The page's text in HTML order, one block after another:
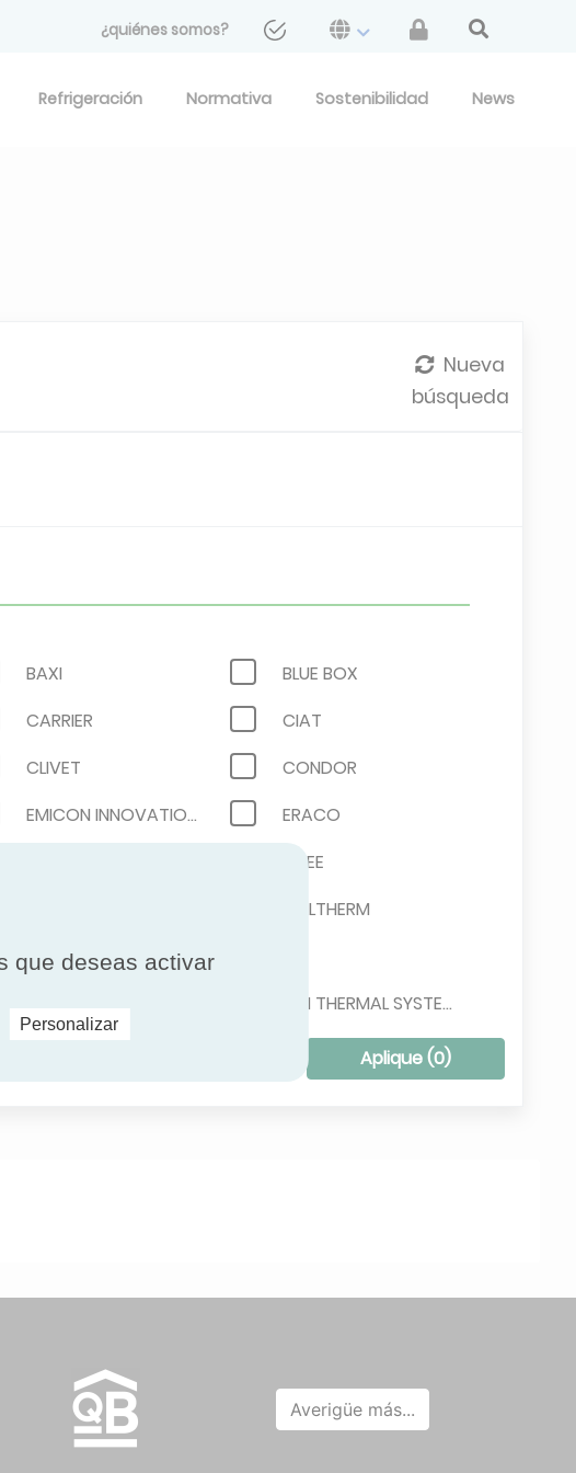
¿quiénes somos?
Refrigeración Normativa Sostenibilidad News
Nueva
búsqueda
BAXI
BLUE BOX
CARRIER
CIAT
CLIVET
CONDOR
EMICON INNOVATION AND COMFORT
ERACO
GREE
ITALTHERM
KTK
MDV
MHI THERMAL SYSTEMS
PANASONICAplique (0)
Averigüe más...
que deseas activar
Personalizar